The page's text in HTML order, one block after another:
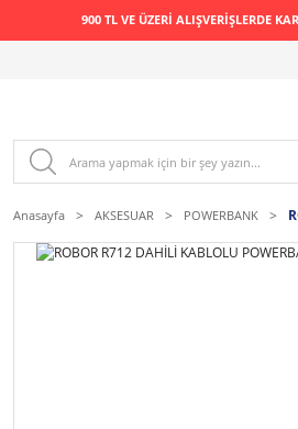
900 TL VE ÜZERİ ALIŞVERİŞLERDE
Anasayfa AKSESUAR POWERBANK